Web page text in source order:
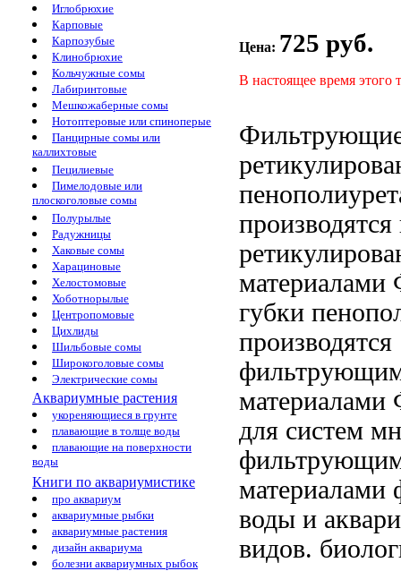
Иглобрюхие
Карповые
Карпозубые
Клинобрюхие
Кольчужные сомы
Лабиринтовые
Мешкожаберные сомы
Нотоптеровые или спиноперые
Панцирные сомы или
каллихтовые
Пецилиевые
Пимелодовые или
плоскоголовые сомы
Полурылые
Радужницы
Хаковые сомы
Харациновые
Хелостомовые
Хоботнорылые
Центропомовые
Цихлиды
Шильбовые сомы
Широкоголовые сомы
Электрические сомы
Аквариумные растения
укореняющиеся в грунте
плавающие в толще воды
плавающие на поверхности
воды
Книги по аквариумистике
про аквариум
аквариумные рыбки
аквариумные растения
дизайн аквариума
болезни аквариумных рыбок
Цена: 725 руб.
В настоящее время этого
производятся
губки
производятся
для систем
материалами
воды и
видов.